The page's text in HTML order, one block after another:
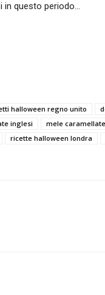
in questo periodo…
halloween regno unito
inglesi mele
ricette halloween londra